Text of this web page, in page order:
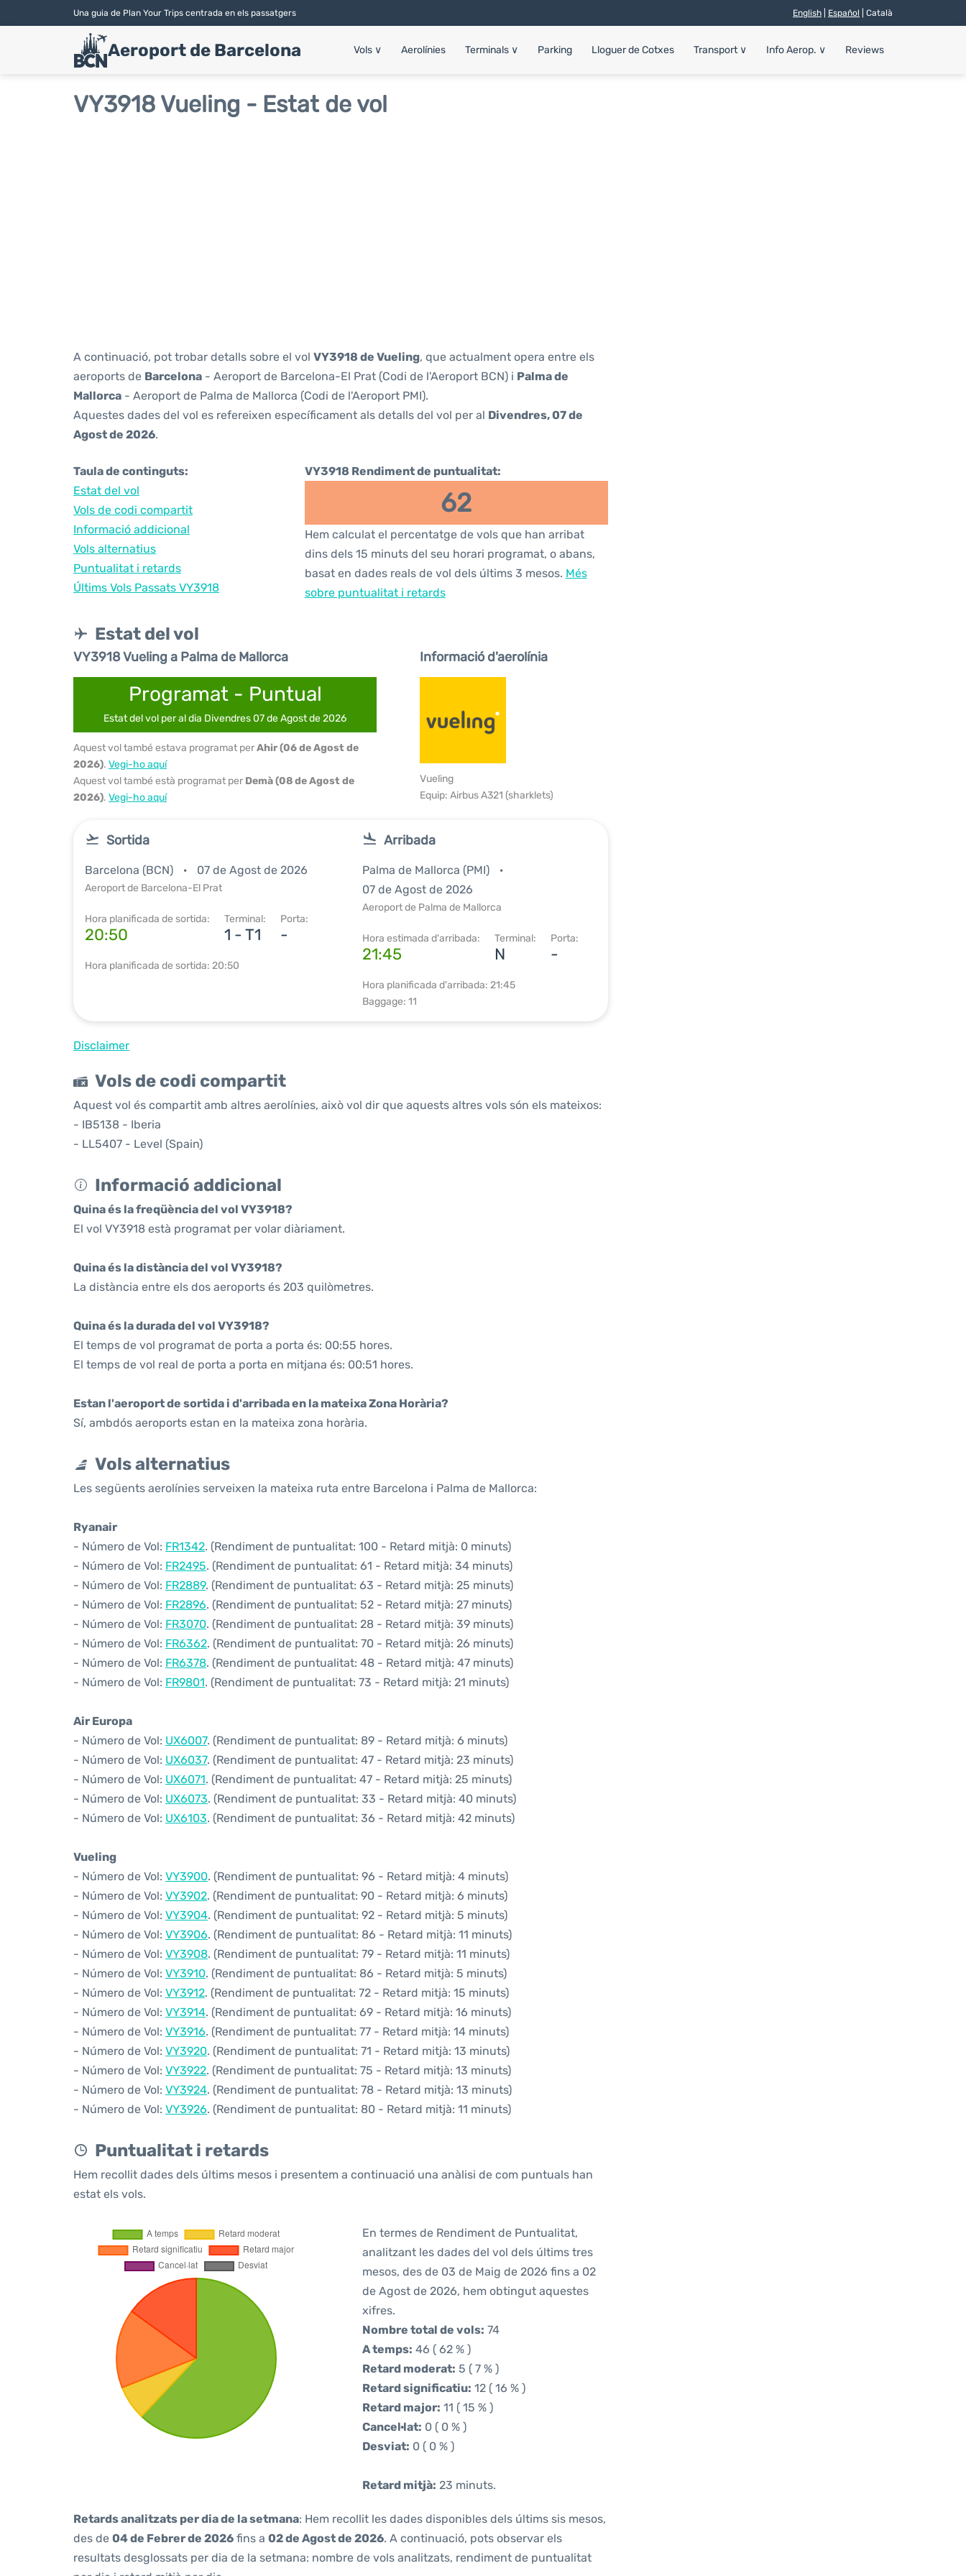
Una guia de Plan Your Trips centrada en els passatgers English Español | Català
Aeroport de Barcelona Vols ∨ Aerolínies Terminals ∨ Parking Lloguer de Cotxes Transport ∨ Info Aerop. ∨ Reviews
VY3918 Vueling - Estat de vol
A continuació, pot trobar detalls sobre el vol VY3918 de Vueling, que actualment opera entre els
aeroports de Barcelona - Aeroport de Barcelona-El Prat (Codi de l'Aeroport BCN) i Palma de
Mallorca - Aeroport de Palma de Mallorca (Codi de l'Aeroport PMI).
Aquestes dades del vol es refereixen específicament als detalls del vol per al Divendres, 07 de
Agost de 2026.
Taula de continguts:
Estat del vol
Vols de codi compartit
Informació addicional
Vols alternatius
Puntualitat i retards
Últims Vols Passats VY3918
VY3918 Rendiment de puntualitat:
62
Hem calculat el percentatge de vols que han arribat
dins dels 15 minuts del seu horari programat, o abans,
basat en dades reals de vol dels últims 3 mesos. Més
sobre puntualitat i retards
Estat del vol
VY3918 Vueling a Palma de Mallorca
Programat - Puntual
Estat del vol per al dia Divendres 07 de Agost de 2026
Aquest vol també estava programat perAhir (06 de Agost de
2026). Vegi-ho aquí
Aquest vol també està programat per Demà (08 de Agost de
2026). Vegi-ho aquí
Informació d'aerolínia
Vueling
Equip: Airbus A321 (sharklets)
Sortida
Barcelona (BCN) 07 de Agost de 2026
Aeroport de Barcelona-El Prat
Hora planificada de sortida:
20:50
Terminal:
1 - T1
Porta:
-
Hora planificada de sortida: 20:50
Arribada
Palma de Mallorca (PMI)
07 de Agost de 2026
Aeroport de Palma de Mallorca
Hora estimada d'arribada:
21:45
Terminal:
N
Porta:
-
Hora planificada d'arribada: 21:45
Baggage: 11
Disclaimer
Vols de codi compartit
Aquest vol és compartit amb altres aerolínies, això vol dir que aquests altres vols són els mateixos:
- IB5138 - Iberia
- LL5407 - Level (Spain)
Informació addicional
Quina és la freqüència del vol VY3918?
El vol VY3918 està programat per volar diàriament.
Quina és la distància del vol VY3918?
La distància entre els dos aeroports és 203 quilòmetres.
Quina és la durada del vol VY3918?
El temps de vol programat de porta a porta és: 00:55 hores.
El temps de vol real de porta a porta en mitjana és: 00:51 hores.
Estan l'aeroport de sortida i d'arribada en la mateixa Zona Horària?
Sí, ambdós aeroports estan en la mateixa zona horària.
Vols alternatius
Les següents aerolínies serveixen la mateixa ruta entre Barcelona i Palma de Mallorca:
Ryanair
- Número de Vol: FR1342. (Rendiment de puntualitat: 100 - Retard mitjà: 0 minuts)
- Número de Vol: FR2495. (Rendiment de puntualitat: 61 - Retard mitjà: 34 minuts)
- Número de Vol: FR2889. (Rendiment de puntualitat: 63 - Retard mitjà: 25 minuts)
- Número de Vol: FR2896. (Rendiment de puntualitat: 52 - Retard mitjà: 27 minuts)
- Número de Vol: FR3070. (Rendiment de puntualitat: 28 - Retard mitjà: 39 minuts)
- Número de Vol: FR6362. (Rendiment de puntualitat: 70 - Retard mitjà: 26 minuts)
- Número de Vol: FR6378. (Rendiment de puntualitat: 48 - Retard mitjà: 47 minuts)
- Número de Vol: FR9801. (Rendiment de puntualitat: 73 - Retard mitjà: 21 minuts)
Air Europa
- Número de Vol: UX6007. (Rendiment de puntualitat: 89 - Retard mitjà: 6 minuts)
- Número de Vol: UX6037. (Rendiment de puntualitat: 47 - Retard mitjà: 23 minuts)
- Número de Vol: UX6071. (Rendiment de puntualitat: 47 - Retard mitjà: 25 minuts)
- Número de Vol: UX6073. (Rendiment de puntualitat: 33 - Retard mitjà: 40 minuts)
- Número de Vol: UX6103. (Rendiment de puntualitat: 36 - Retard mitjà: 42 minuts)
Vueling
- Número de Vol: VY3900. (Rendiment de puntualitat: 96 - Retard mitjà: 4 minuts)
- Número de Vol: VY3902. (Rendiment de puntualitat: 90 - Retard mitjà: 6 minuts)
- Número de Vol: VY3904. (Rendiment de puntualitat: 92 - Retard mitjà: 5 minuts)
- Número de Vol: VY3906. (Rendiment de puntualitat: 86 - Retard mitjà: 11 minuts)
- Número de Vol: VY3908. (Rendiment de puntualitat: 79 - Retard mitjà: 11 minuts)
- Número de Vol: VY3910. (Rendiment de puntualitat: 86 - Retard mitjà: 5 minuts)
- Número de Vol: VY3912. (Rendiment de puntualitat: 72 - Retard mitjà: 15 minuts)
- Número de Vol: VY3914. (Rendiment de puntualitat: 69 - Retard mitjà: 16 minuts)
- Número de Vol: VY3916. (Rendiment de puntualitat: 77 - Retard mitjà: 14 minuts)
- Número de Vol: VY3920. (Rendiment de puntualitat: 71 - Retard mitjà: 13 minuts)
- Número de Vol: VY3922. (Rendiment de puntualitat: 75 - Retard mitjà: 13 minuts)
- Número de Vol: VY3924. (Rendiment de puntualitat: 78 - Retard mitjà: 13 minuts)
- Número de Vol: VY3926. (Rendiment de puntualitat: 80 - Retard mitjà: 11 minuts)
Puntualitat i retards
Hem recollit dades dels últims mesos i presentem a continuació una anàlisi de com puntuals han
estat els vols.
En termes de Rendiment de Puntualitat,
analitzant les dades del vol dels últims tres
mesos, des de 03 de Maig de 2026 fins a 02
de Agost de 2026, hem obtingut aquestes
xifres.
Nombre total de vols: 74
A temps: 46 ( 62 % )
Retard moderat: 5 ( 7 % )
Retard significatiu: 12 ( 16 % )
Retard major: 11 ( 15 % )
Cancel·lat: 0 ( 0 % )
Desviat: 0 ( 0 % )
Retard mitjà: 23 minuts.
Retards analitzats per dia de la setmana: Hem recollit les dades disponibles dels últims sis mesos,
des de 04 de Febrer de 2026 fins a 02 de Agost de 2026. A continuació, pots observar els
resultats desglossats per dia de la setmana: nombre de vols analitzats, rendiment de puntualitat